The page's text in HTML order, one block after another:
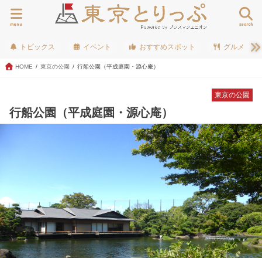
search
menu
トピックス イベント おすすめスポット グルメ
HOME 東京の公園 行船公園（平成庭園・源心庵）
東京の公園
行船公園（平成庭園・源心庵）